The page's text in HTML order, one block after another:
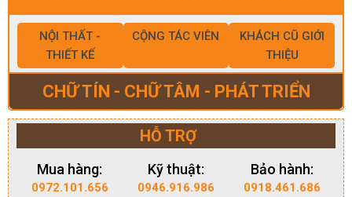
NỘI THẤT -
THIẾT KẾ
CỘNG TÁC VIÊN
KHÁCH CŨ GIỚI
THIỆU
CHỮ TÍN - CHỮ TÂM - PHÁT TRIỂN
HỖ TRỢ
Mua hàng:
0972.101.656
Kỹ thuật:
0946.916.986
Bảo hành:
0918.461.686